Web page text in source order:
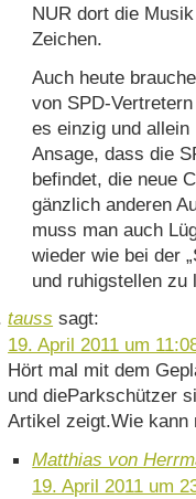
NUR dort die
Zeichen.
Auch heute
von SPD-
es einzig und
Ansage, dass die
befindet, die neue
gänzlich anderen
muss man auch
wieder wie bei der
und ruhigstellen zu
tauss sagt:
19. April 2011 um
Hört mal mit dem
und dieParkschützer
Artikel zeigt.Wie kann
Matthias von
19. April 2011 um